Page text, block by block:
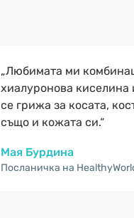
„Любимата ми
хиалуронова киселина
се грижа за косата,
също и кожата си.“
Мая Бурдина
Посланичка на